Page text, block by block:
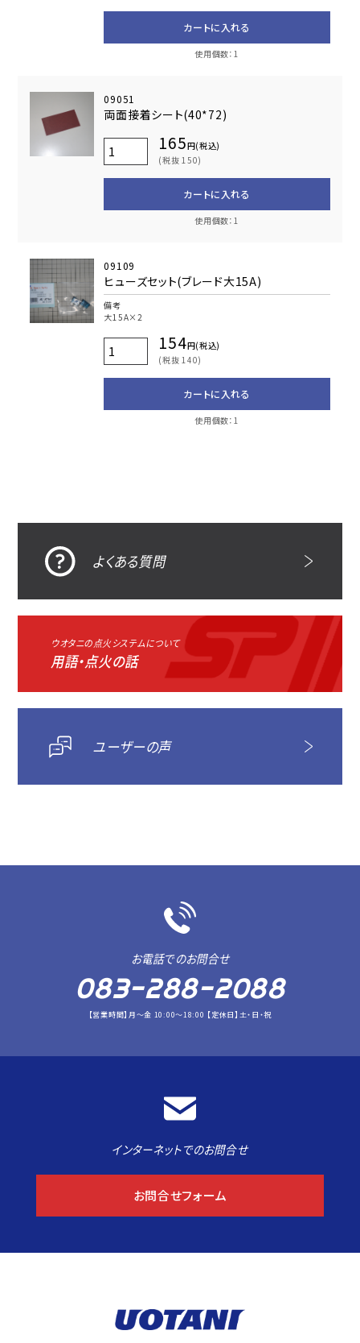
カートに入れる
使用個数：1
09051
両面接着シート(40*72)
165円(税込)
(税抜 150)
カートに入れる
使用個数：1
09109
ヒューズセット(ブレード大15A)
備考
大15A×2
154円(税込)
(税抜 140)
カートに入れる
使用個数：1
よくある質問
ウオタニの点火システムについて
用語・点火の話
ユーザーの声
お電話でのお問合せ
083-288-2088
【営業時間】月～金 10:00～18:00 【定休日】土・日・祝
インターネットでのお問合せ
お問合せフォーム